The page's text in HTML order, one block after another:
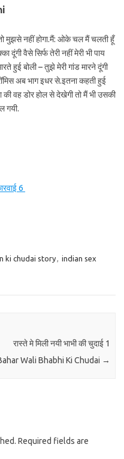
मुझसे नहीं होगा.मैं: ओके चल मैं चलती हूँ
दूंगी वैसे सिर्फ तेरी नहीं मेरी भी पाय
हुई बोली – तुझे मेरी गांड मारने दूंगी
अब भाग इधर से.इतना कहती हुई
वह डोर होल से देखेगी तो मैं भी उसकी
गयी.
6
ki chudai story, indian sex
रास्ते मे मिली नयी भाभी की चुदाई 1
Wali Bhabhi Ki Chudai →
Required fields are